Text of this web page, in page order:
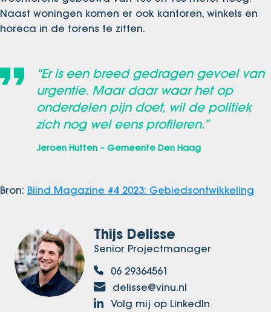
Naast woningen komen er ook kantoren, winkels en
horeca in de torens te zitten.
“Er is een breed gedragen gevoel van
urgentie. Maar daar waar het op
onderdelen pijn doet, wil de politiek
zich nog wel eens profileren.”
Jeroen Hutten – Gemeente Den Haag
Bron: Biind Magazine #4 2023: Gebiedsontwikkeling
Thijs Delisse
Senior Projectmanager
06 29364561
delisse@vinu.nl
Volg mij op LinkedIn